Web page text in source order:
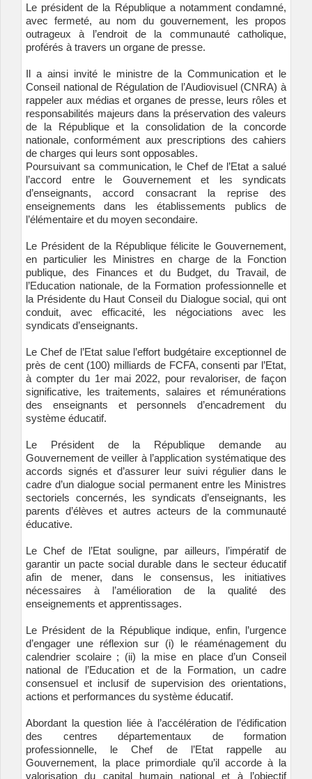
Le président de la République a notamment condamné,
avec fermeté, au nom du gouvernement, les propos
outrageux à l’endroit de la communauté catholique,
proférés à travers un organe de presse.
Il a ainsi invité le ministre de la Communication et le
Conseil national de Régulation de l’Audiovisuel (CNRA) à
rappeler aux médias et organes de presse, leurs rôles et
responsabilités majeurs dans la préservation des valeurs
de la République et la consolidation de la concorde
nationale, conformément aux prescriptions des cahiers
de charges qui leurs sont opposables.
Poursuivant sa communication, le Chef de l’Etat a salué
l’accord entre le Gouvernement et les syndicats
d’enseignants, accord consacrant la reprise des
enseignements dans les établissements publics de
l’élémentaire et du moyen secondaire.
Le Président de la République félicite le Gouvernement,
en particulier les Ministres en charge de la Fonction
publique, des Finances et du Budget, du Travail, de
l’Education nationale, de la Formation professionnelle et
la Présidente du Haut Conseil du Dialogue social, qui ont
conduit, avec efficacité, les négociations avec les
syndicats d’enseignants.
Le Chef de l’Etat salue l’effort budgétaire exceptionnel de
près de cent (100) milliards de FCFA, consenti par l’Etat,
à compter du 1er mai 2022, pour revaloriser, de façon
significative, les traitements, salaires et rémunérations
des enseignants et personnels d’encadrement du
système éducatif.
Le Président de la République demande au
Gouvernement de veiller à l’application systématique des
accords signés et d’assurer leur suivi régulier dans le
cadre d’un dialogue social permanent entre les Ministres
sectoriels concernés, les syndicats d’enseignants, les
parents d’élèves et autres acteurs de la communauté
éducative.
Le Chef de l’Etat souligne, par ailleurs, l’impératif de
garantir un pacte social durable dans le secteur éducatif
afin de mener, dans le consensus, les initiatives
nécessaires à l’amélioration de la qualité des
enseignements et apprentissages.
Le Président de la République indique, enfin, l’urgence
d’engager une réflexion sur (i) le réaménagement du
calendrier scolaire ; (ii) la mise en place d’un Conseil
national de l’Education et de la Formation, un cadre
consensuel et inclusif de supervision des orientations,
actions et performances du système éducatif.
Abordant la question liée à l’accélération de l’édification
des centres départementaux de formation
professionnelle, le Chef de l’Etat rappelle au
Gouvernement, la place primordiale qu’il accorde à la
valorisation du capital humain national et à l’objectif